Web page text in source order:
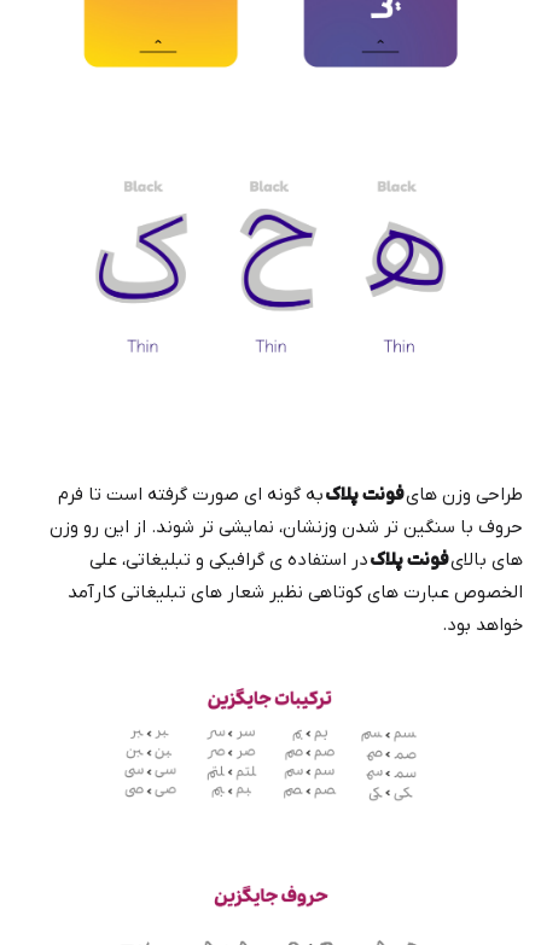
طراحی وزن هایفونت پلاکبه گونه ای صورت گرفته است تا فرم
حروف با سنگین تر شدن وزنشان، نمایشی تر شوند. از این رو وزن
های بالایفونت پلاکدر استفاده ی گرافیکی و تبلیغاتی، علی
الخصوص عبارت های کوتاهی نظیر شعار های تبلیغاتی کارآمد
خواهد بود.